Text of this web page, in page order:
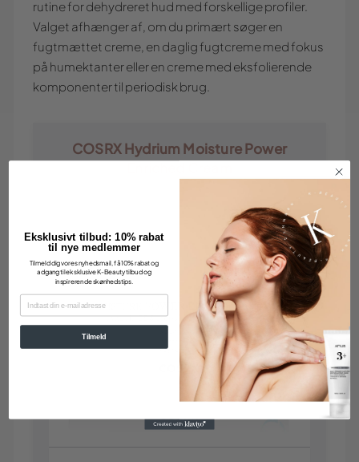
rutine for dehydreret hud med forskellige profiler.
Valget afhænger af, om du primært søger en
fugtmættet creme, en daglig fugtcreme med fokus
på humektanter eller en creme med eksfolierende
komponenter til periodisk brug.
COSRX Hydrium Moisture Power
Eksklusivt tilbud: 10% rabat
til nye medlemmer
Tilmeld dig vores nyhedsmail, få 10% rabat og
adgang til eksklusive K-Beauty tilbud og
inspirerende skønhedstips.
EMAIL
Tilmeld